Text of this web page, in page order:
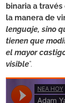
binaria a
la manera de
lenguaje, sino
tienen que
el mayor
visible”.